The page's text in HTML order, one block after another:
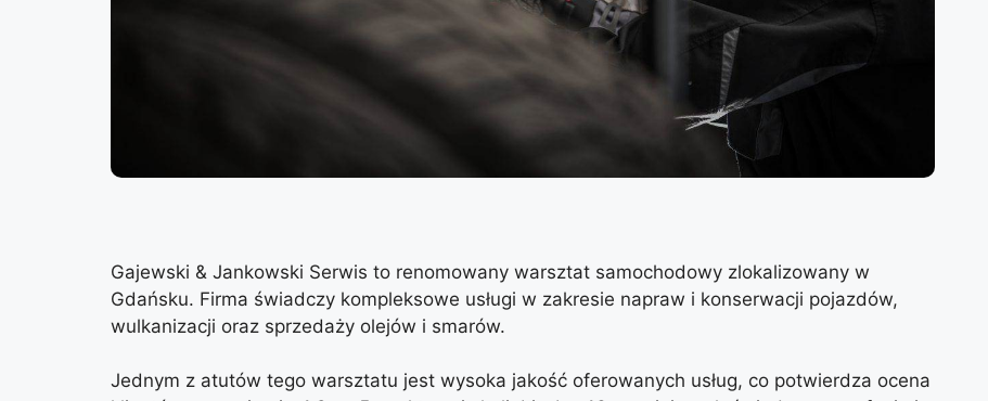
Gajewski & Jankowski Serwis to renomowany warsztat samochodowy zlokalizowany w
Gdańsku. Firma świadczy kompleksowe usługi w zakresie napraw i konserwacji pojazdów,
wulkanizacji oraz sprzedaży olejów i smarów.
Jednym z atutów tego warsztatu jest wysoka jakość oferowanych usług, co potwierdza ocena